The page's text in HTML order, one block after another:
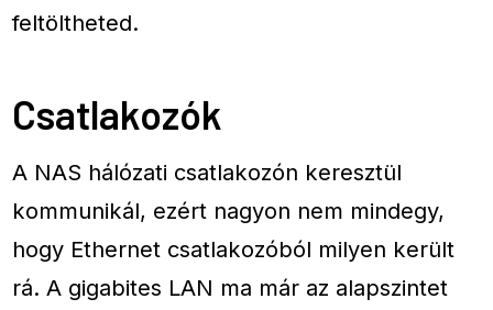
feltöltheted.
Csatlakozók
A NAS hálózati csatlakozón keresztül
kommunikál, ezért nagyon nem mindegy,
hogy Ethernet csatlakozóból milyen került
rá. A gigabites LAN ma már az alapszintet